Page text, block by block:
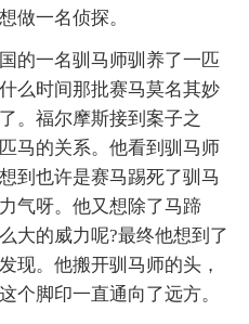
做一名侦探。
的一名驯马师驯养了一匹
么时间那批赛马莫名其妙
。福尔摩斯接到案子之
马的关系。他看到驯马师
到也许是赛马踢死了驯马
气呀。他又想除了马蹄
大的威力呢?最终他想到了
现。他搬开驯马师的头，
个脚印一直通向了远方。